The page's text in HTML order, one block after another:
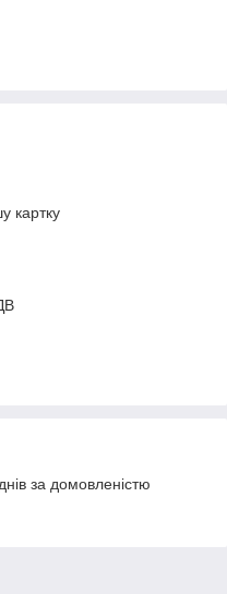
картку
за домовленістю